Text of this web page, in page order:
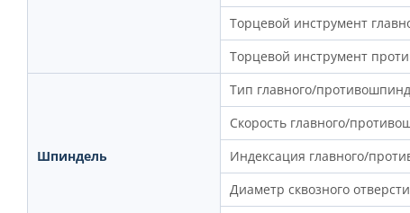
Торцевой инструмент
Торцевой инструмент
Шпиндель
Тип главного/
Скорость главного/
Индексация главного/
Диаметр сквозного